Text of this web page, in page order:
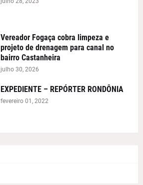
Vereador Fogaça cobra limpeza e
projeto de drenagem para canal no
bairro Castanheira
julho 30, 2026
EXPEDIENTE – REPÓRTER RONDÔNIA
fevereiro 01, 2022